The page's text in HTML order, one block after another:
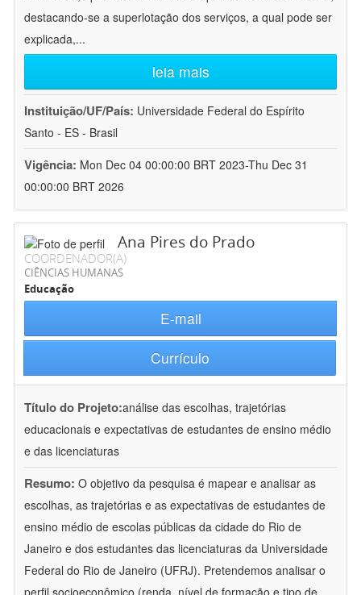
destacando-se a superlotação dos serviços, a qual pode ser
explicada,...
leia mais
Instituição/UF/País: Universidade Federal do Espírito
Santo - ES - Brasil
Vigência: Mon Dec 04 00:00:00 BRT 2023-Thu Dec 31
00:00:00 BRT 2026
Ana Pires do Prado
COORDENADOR(A)
CIÊNCIAS HUMANAS
Educação
E-mail
Currículo
Título do Projeto:análise das escolhas, trajetórias
educacionais e expectativas de estudantes de ensino médio
e das licenciaturas
Resumo: O objetivo da pesquisa é mapear e analisar as
escolhas, as trajetórias e as expectativas de estudantes de
ensino médio de escolas públicas da cidade do Rio de
Janeiro e dos estudantes das licenciaturas da Universidade
Federal do Rio de Janeiro (UFRJ). Pretendemos analisar o